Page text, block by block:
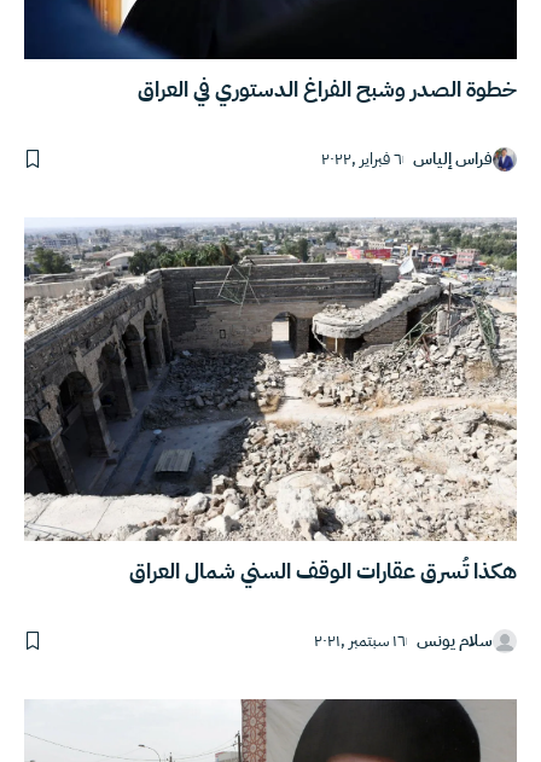
خطوة الصدر وشبح الفراغ الدستوري في العراق
فراس إلياس ٦ فبراير ,٢٠٢٢
هكذا تُسرق عقارات الوقف السني شمال العراق
سلام يونس ١٦ سبتمبر ,٢٠٢١